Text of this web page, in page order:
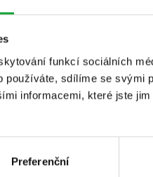
funkcí sociálních
používáte, sdílíme se svými
informacemi, které jste
Preferenční